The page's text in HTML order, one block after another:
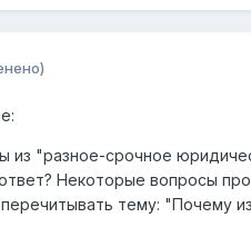
из "разное-срочное
Некоторые вопросы
тему: "Почему